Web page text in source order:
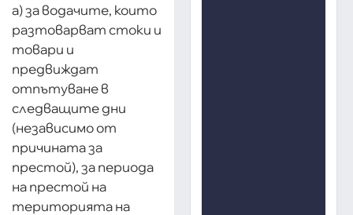
а) за водачите, които
разтоварват стоки и
товари и
предвиждат
отпътуване в
следващите дни
(независимо от
причината за
престой), за периода
на престой на
територията на